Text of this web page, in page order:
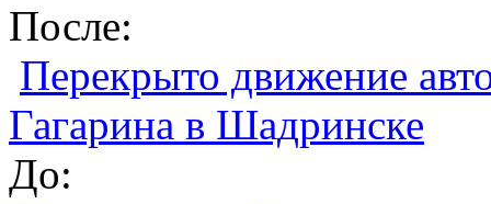
После:
Перекрыто движение
Гагарина в Шадринске
До: